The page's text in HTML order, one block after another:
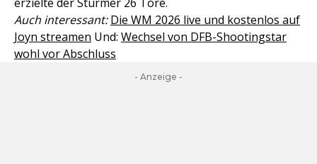
Auch interessant: Die WM 2026 live und kostenlos auf
Joyn streamen Und: Wechsel von DFB-Shootingstar
wohl vor Abschluss
- Anzeige -